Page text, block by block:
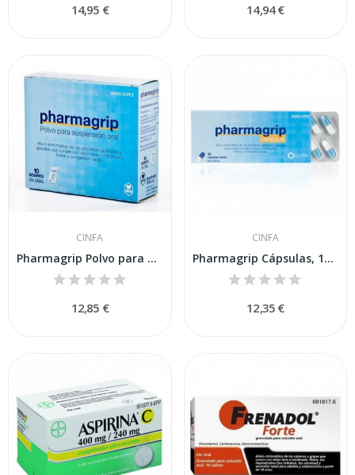
14,95 € 14,94 €
CINFA
Pharmagrip Polvo para Suspensión Oral 10 Sobres
12,85 €
CINFA
Pharmagrip Cápsulas, 14 Cápsulas
12,35 €